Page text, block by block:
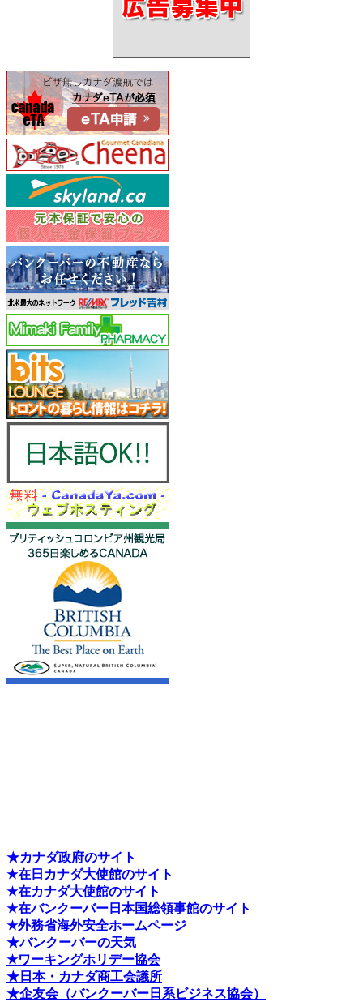
★カナダ政府のサイト
★在日カナダ大使館のサイト
★在カナダ大使館のサイト
★在バンクーバー日本国総領事館のサイト
★外務省海外安全ホームページ
★バンクーバーの天気
★ワーキングホリデー協会
★日本・カナダ商工会議所
★企友会（バンクーバー日系ビジネス協会）